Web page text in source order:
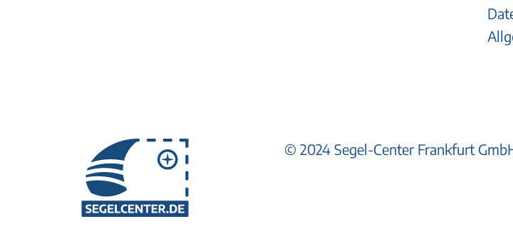
© 2024 Segel-Center Frankfurt